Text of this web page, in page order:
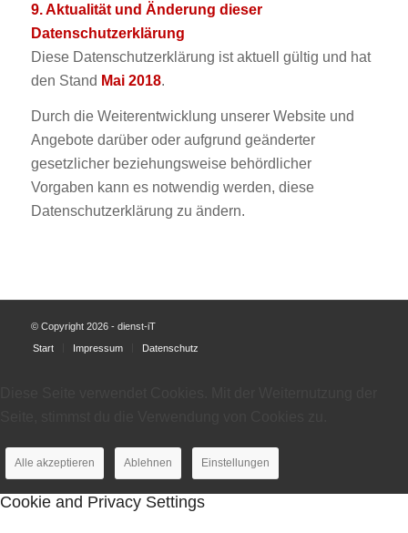
9. Aktualität und Änderung dieser
Datenschutzerklärung
Diese Datenschutzerklärung ist aktuell gültig und hat
den Stand Mai 2018.
Durch die Weiterentwicklung unserer Website und
Angebote darüber oder aufgrund geänderter
gesetzlicher beziehungsweise behördlicher
Vorgaben kann es notwendig werden, diese
Datenschutzerklärung zu ändern.
© Copyright 2026 - dienst-iT
Start
Impressum Datenschutz
Alle akzeptieren Ablehnen Einstellungen
Cookie and Privacy Settings